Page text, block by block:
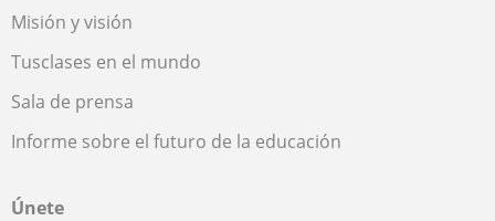
Misión y visión
Tusclases en el mundo
Sala de prensa
Informe sobre el futuro de la educación
Únete